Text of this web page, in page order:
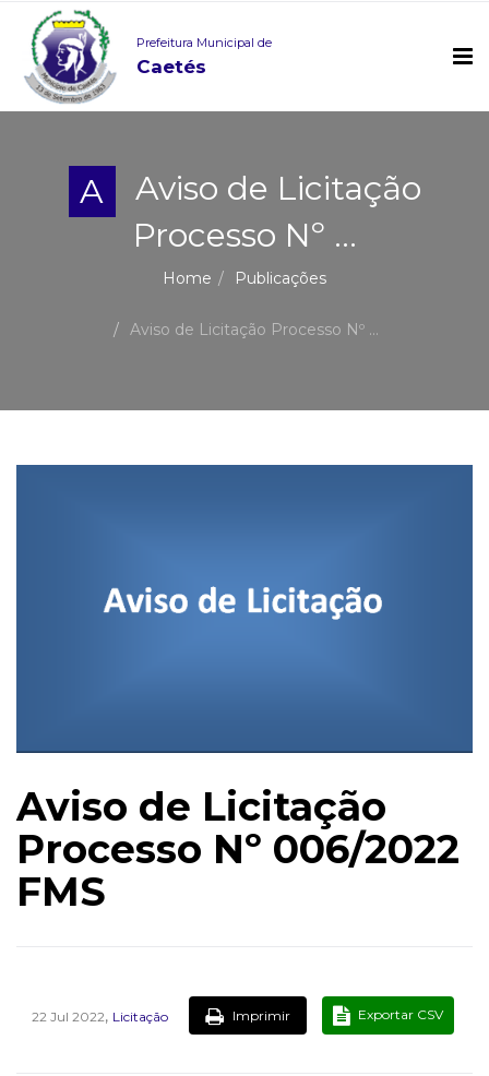
Prefeitura Municipal de
Caetés
A
Aviso de Licitação
Processo Nº ...
Home Publicações
Aviso de Licitação Processo Nº ...
Aviso de Licitação
Processo Nº 006/2022
FMS
22 Jul 2022, Licitação Imprimir Exportar CSV